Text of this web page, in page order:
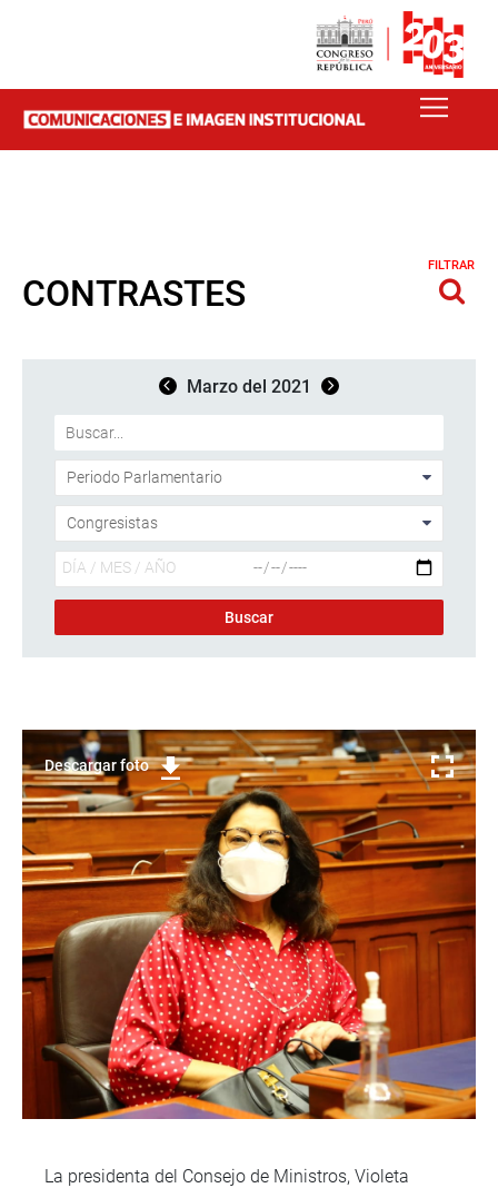
CONTRASTES
FILTRAR
Marzo del 2021
Descargar foto
La presidenta del Consejo de Ministros, Violeta